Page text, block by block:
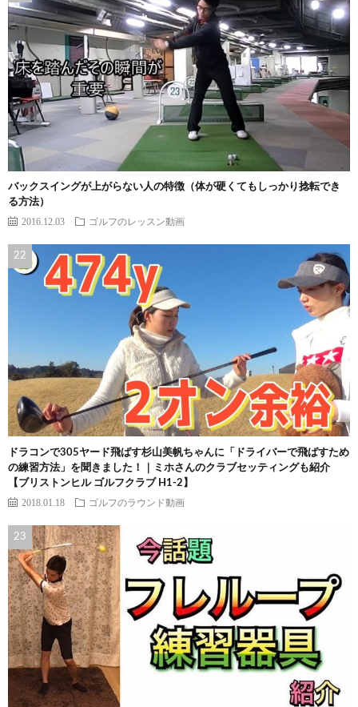
バックスイングが上がらない人の特徴（体が硬くてもしっかり捻転でき
る方法）
2016.12.03 ゴルフのレッスン動画
ドラコンで305ヤード飛ばす杉山美帆ちゃんに「ドライバーで飛ばすため
の練習方法」を聞きました！｜ミホさんのクラブセッティングも紹介
【ブリストンヒル ゴルフクラブ H1-2】
2018.01.18 ゴルフのラウンド動画